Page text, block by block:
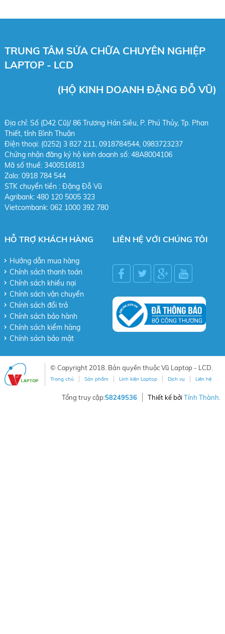
TRUNG TÂM SỬA CHỮA CHUYÊN NGHIỆP
LAPTOP - LCD
(HỘ KINH DOANH ĐẶNG ĐỖ VŨ)
Địa chỉ: Số (D42 Cũ)/ 86 Trương Hán Siêu, P. Phú Thủy, Tp. Phan
Thiết, tỉnh Bình Thuận
Điện thoại: (0252) 3 827 211, 0918784544, 0983723237
Chứng nhận đăng ký hộ kinh doanh số: 48A8004106
Mã số thuế: 3400516813
Zalo: 0918 784 544
STK chuyển tiền : Đặng Đỗ Vũ
Agribank: 480 120 5005 323
Vietcombank: 062 1000 392 780
HỖ TRỢ KHÁCH HÀNG
Hướng dẫn mua hàng
Chính sách thanh toán
Chính sách khiếu nại
Chính sách vận chuyển
Chính sách đổi trả
Chính sách bảo hành
Chính sách kiểm hàng
Chính sách bảo mật
LIÊN HỆ VỚI CHÚNG TÔI
© Copyright 2018. Bản quyền thuộc Vũ Laptop - LCD.
Trang chủ Sản phẩm Linh kiện Laptop Dịch vụ Liên hệ
Thiết kế bởiTính Thành.
Tổng truy cập:58249536